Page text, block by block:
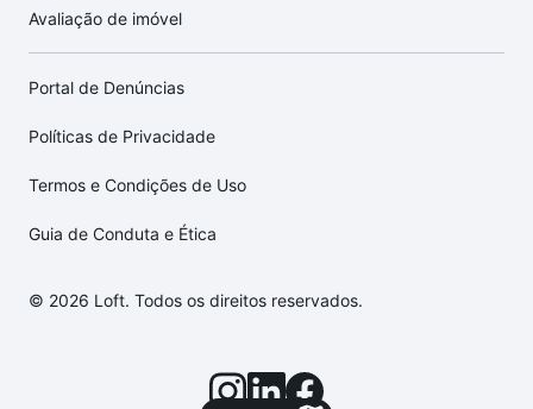
Avaliação de imóvel
Portal de Denúncias
Políticas de Privacidade
Termos e Condições de Uso
Guia de Conduta e Ética
© 2026 Loft. Todos os direitos reservados.